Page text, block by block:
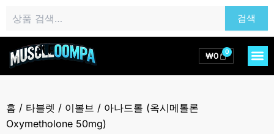
츠
기
색:
검색
₩0 0
Cart
홈 / 타블렛 / 이볼브 / 아나드롤 (옥시메톨론
Oxymetholone 50mg)